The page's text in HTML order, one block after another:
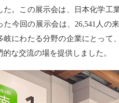
た。この展示会は、日本化学工
た今回の展示会は、26,541人の
岐にわたる分野の企業にとって
的な交流の場を提供しました。